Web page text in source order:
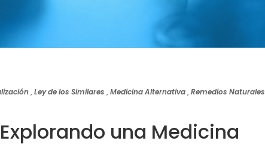
,Ley de los Similares ,Medicina Alternativa,Remedios Naturales
una Medicina